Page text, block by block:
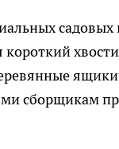
сборщикам